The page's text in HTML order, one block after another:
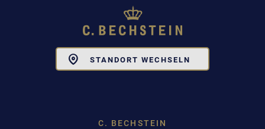
STANDORT WECHSELN
C. BECHSTEIN